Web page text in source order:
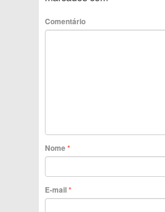
Comentário
Nome*
E-mail*